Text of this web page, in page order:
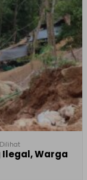
Dilihat
Ilegal, Warga